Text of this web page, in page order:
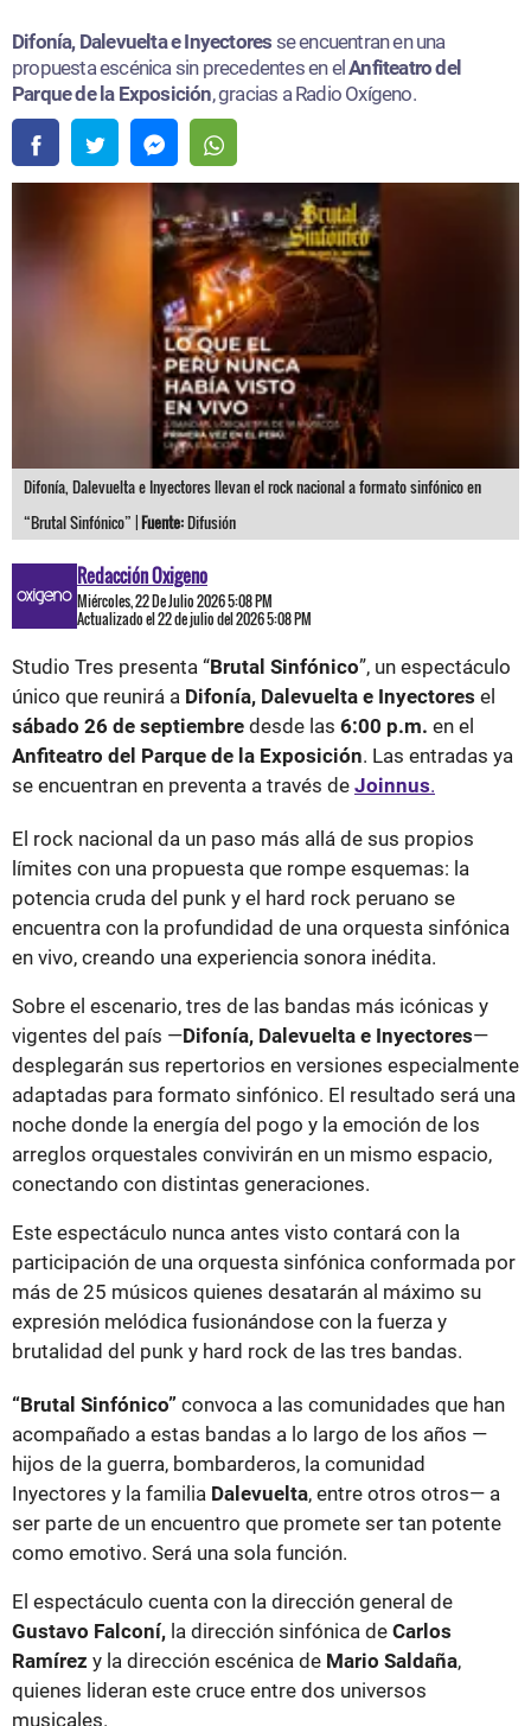
Difonía, Dalevuelta e Inyectores se encuentran en una
propuesta escénica sin precedentes en elAnfiteatro del
Parque de la Exposición, gracias a Radio Oxígeno.
Difonía, Dalevuelta e Inyectores llevan el rock nacional a formato sinfónico en
“Brutal Sinfónico” |Fuente:Difusión
Redacción Oxigeno
Miércoles, 22 De Julio 2026 5:08 PM
Actualizado el 22 de julio del 2026 5:08 PM
Studio Tres presenta “Brutal Sinfónico”, un espectáculo
único que reunirá a Difonía, Dalevuelta e Inyectores el
sábado 26 de septiembre desde las 6:00 p.m. en el
Anfiteatro del Parque de la Exposición. Las entradas ya
se encuentran en preventa a través de Joinnus.
El rock nacional da un paso más allá de sus propios
límites con una propuesta que rompe esquemas: la
potencia cruda del punk y el hard rock peruano se
encuentra con la profundidad de una orquesta sinfónica
en vivo, creando una experiencia sonora inédita.
Sobre el escenario, tres de las bandas más icónicas y
vigentes del país —Difonía, Dalevuelta e Inyectores—
desplegarán sus repertorios en versiones especialmente
adaptadas para formato sinfónico. El resultado será una
noche donde la energía del pogo y la emoción de los
arreglos orquestales convivirán en un mismo espacio,
conectando con distintas generaciones.
Este espectáculo nunca antes visto contará con la
participación de una orquesta sinfónica conformada por
más de 25 músicos quienes desatarán al máximo su
expresión melódica fusionándose con la fuerza y
brutalidad del punk y hard rock de las tres bandas.
“Brutal Sinfónico” convoca a las comunidades que han
acompañado a estas bandas a lo largo de los años —
hijos de la guerra, bombarderos, la comunidad
Inyectores y la familia Dalevuelta, entre otros otros— a
ser parte de un encuentro que promete ser tan potente
como emotivo. Será una sola función.
El espectáculo cuenta con la dirección general de
Gustavo Falconí, la dirección sinfónica de Carlos
Ramírez y la dirección escénica de Mario Saldaña,
quienes lideran este cruce entre dos universos
musicales.